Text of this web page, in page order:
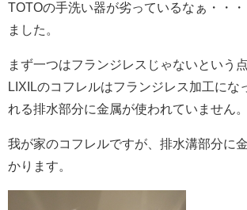
TOTOの手洗い器が劣っているなぁ・・
ました。
まず一つはフランジレスじゃないという点
LIXILのコフレルはフランジレス加工にな
れる排水部分に金属が使われていません。
我が家のコフレルですが、排水溝部分に
かります。